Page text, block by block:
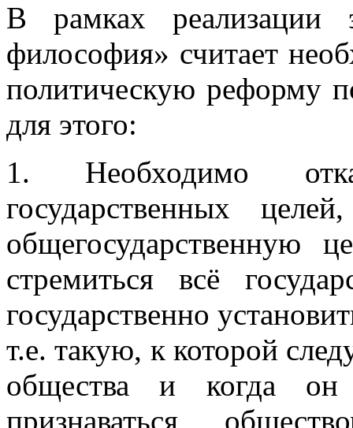
В рамках реализации
философия» считает
политическую реформу
для этого:
1. Необходимо
государственных
общегосударственную
стремиться всё
государственно
т.е. такую, к которой
общества и когда он
признаваться